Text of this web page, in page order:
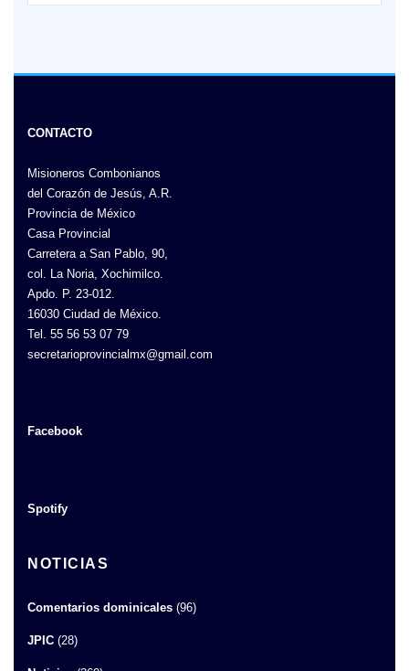
CONTACTO
Misioneros Combonianos
del Corazón de Jesús, A.R.
Provincia de México
Casa Provincial
Carretera a San Pablo, 90,
col. La Noria, Xochimilco.
Apdo. P. 23-012.
16030 Ciudad de México.
Tel. 55 56 53 07 79
secretarioprovincialmx@gmail.com
Facebook
Spotify
NOTICIAS
Comentarios dominicales (96)
JPIC (28)